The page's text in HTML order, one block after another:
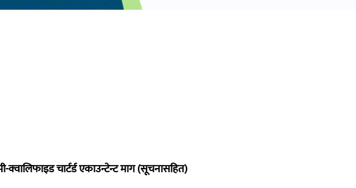
चार्टर्ड एकाउन्टेन्ट माग (सूचनासहित)